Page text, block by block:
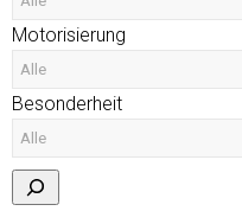
Motorisierung
Besonderheit